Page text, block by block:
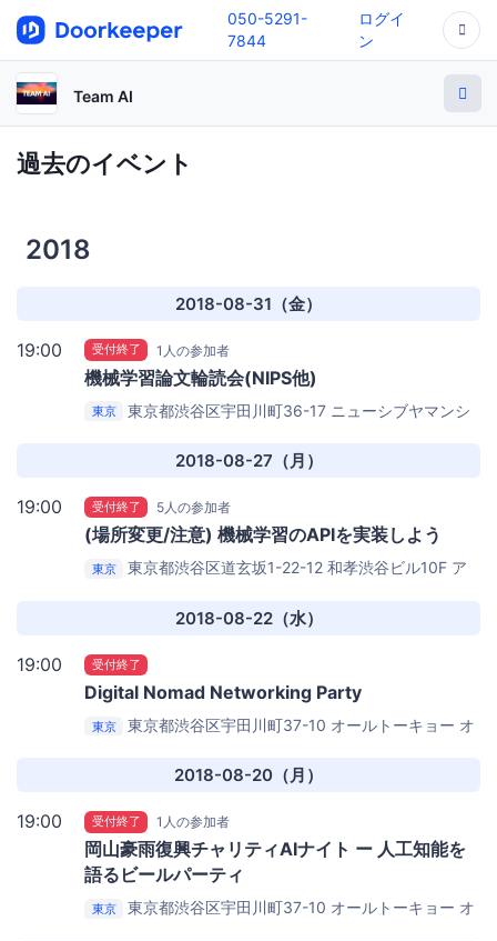
050-5291-
7844
ログイ
ン
Team AI
過去のイベント
2018
2018-08-31（金）
19:00 受付終了 1人の参加者
機械学習論文輪読­­会(NIPS他)
東京
東京都渋谷区宇田川町36-17 ニューシブヤマンシ
2018-08-27（月）
19:00 受付終了 5人の参加者
(場所変更/注意) 機械学習のAPIを実装しよう
東京 東京都渋谷区道玄坂1-22-12 和孝渋谷ビル10F ア
2018-08-22（水）
19:00 受付終了
Digital Nomad Networking Party
東京 東京都渋谷区宇田川町37-10 オールトーキョー オ
2018-08-20（月）
19:00 受付終了 1人の参加者
岡山豪雨復興チャリティAIナイト ー 人工知能を
語るビールパーティ
東京 東京都渋谷区宇田川町37-10 オールトーキョー オ